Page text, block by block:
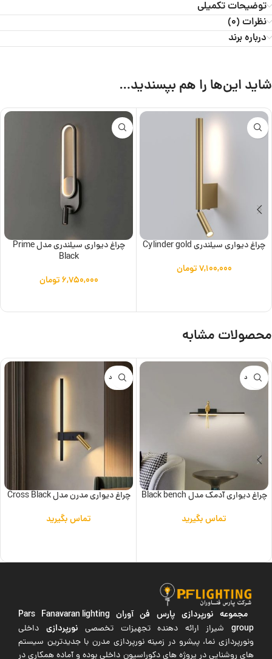
توضیحات تکمیلی
نظرات (0)
درباره برند
شاید این‌ها را هم بپسندید…
چراغ دیواری سیلندری Cylinder gold
۷,۱۰۰,۰۰۰تومان
چراغ دیواری سیلندری مدل Prime
Black
۶,۷۵۰,۰۰۰تومان
محصولات مشابه
ناموجود
چراغ دیواری آدمک مدل Black bench
تماس بگیرید
ناموجود
چراغ دیواری مدرن مدل Cross Black
تماس بگیرید
مجموعه نورپردازی پارس فن آوران Pars Fanavaran lighting
groupشیراز ارائه دهنده تجهیزات تخصصی نورپردازی داخلی
ونورپردازی نما، پیشرو در زمینه نورپردازی مدرن با جدیدترین سیستم
های روشنایی در پروژه های دکوراسیون داخلی بوده و آماده همکاری در